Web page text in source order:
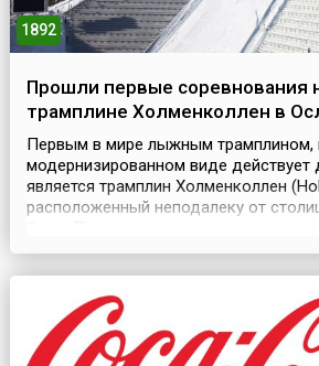
1892
Прошли первые соревнования
трамплине Холменколлен в
Первым в мире лыжным трамплином,
модернизированном виде действует
является трамплин Холменколлен
расположенный неподалеку от
31 января 1892 (!) года. На тот
состязались тогда в прыжках с
двоеборье. И в т...